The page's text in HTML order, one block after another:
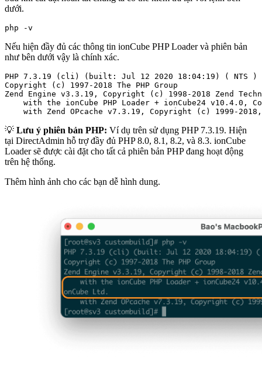
dưới.
php -v
Nếu hiện đầy đủ các thông tin ionCube PHP Loader và phiên bản
như bên dưới vậy là chính xác.
PHP 7.3.19 (cli) (built: Jul 12 2020 18:04:19) ( NTS )
Copyright (c) 1997-2018 The PHP Group
Zend Engine v3.3.19, Copyright (c) 1998-2018 Zend
with the ionCube PHP Loader + ionCube24 v10.4.0,
with Zend OPcache v7.3.19, Copyright (c) 1999-
💡 Lưu ý phiên bản PHP: Ví dụ trên sử dụng PHP 7.3.19. Hiện
tại DirectAdmin hỗ trợ đầy đủ PHP 8.0, 8.1, 8.2, và 8.3. ionCube
Loader sẽ được cài đặt cho tất cả phiên bản PHP đang hoạt động
trên hệ thống.
Thêm hình ảnh cho các bạn dễ hình dung.